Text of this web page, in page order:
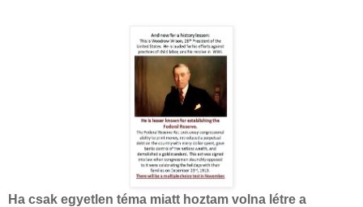
Ha csak egyetlen téma miatt hoztam volna létre a